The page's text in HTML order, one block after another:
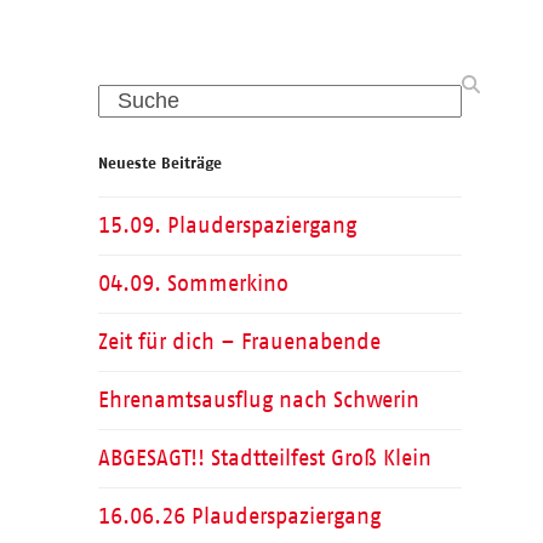
Search
Neueste Beiträge
15.09. Plauderspaziergang
04.09. Sommerkino
Zeit für dich – Frauenabende
Ehrenamtsausflug nach Schwerin
ABGESAGT!! Stadtteilfest Groß Klein
16.06.26 Plauderspaziergang